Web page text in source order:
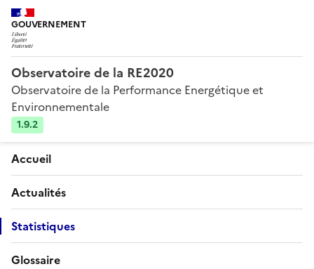
GOUVERNEMENT
Observatoire de la RE2020
Observatoire de la Performance Energétique et
Environnementale
1.9.2
Accueil
Actualités
Statistiques
Glossaire